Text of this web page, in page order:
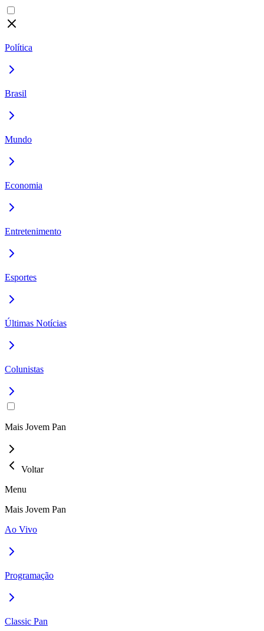
Política
Brasil
Mundo
Economia
Entretenimento
Esportes
Últimas Notícias
Colunistas
Mais Jovem Pan
Voltar
Menu
Mais Jovem Pan
Ao Vivo
Programação
Classic Pan